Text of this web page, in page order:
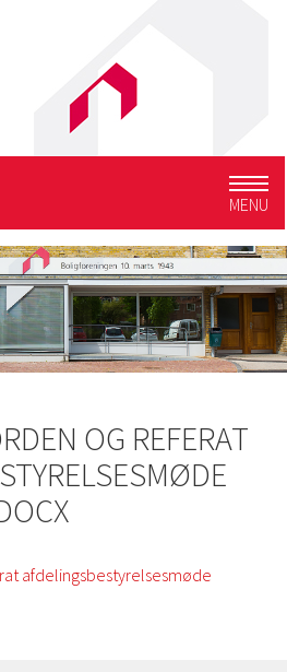
MENU
OG REFERAT
afdelingsbestyrelsesmøde